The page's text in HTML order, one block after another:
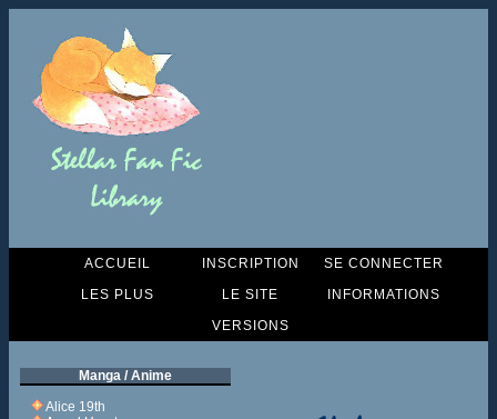
ACCUEIL INSCRIPTION
SE CONNECTER
LES PLUS
LE SITE
INFORMATIONS
VERSIONS
Manga / Anime
Alice 19th